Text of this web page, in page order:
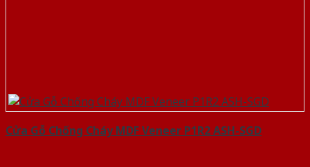
Cửa Gỗ Chống Cháy MDF Veneer P1R2 ASH-SGD